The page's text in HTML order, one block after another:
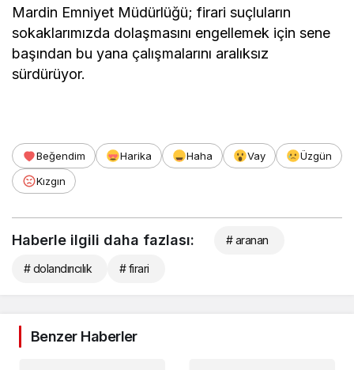
Mardin Emniyet Müdürlüğü; firari suçluların
sokaklarımızda dolaşmasını engellemek için sene
başından bu yana çalışmalarını aralıksız
sürdürüyor.
Beğendim Harika Haha Vay
Üzgün
Kızgın
Haberle ilgili daha fazlası: # aranan
# dolandırıcılık # firari
Benzer Haberler